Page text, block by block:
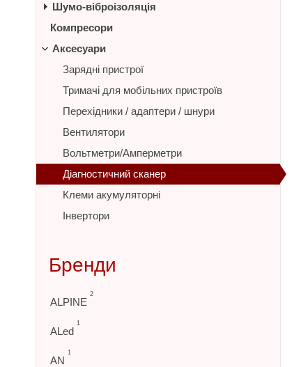
Шумо-віброізоляція
Компресори
Аксесуари
Зарядні пристрої
Тримачі для мобільних пристроїв
Перехідники / адаптери / шнури
Вентилятори
Вольтметри/Амперметри
Діагностичний сканер
Клеми акумуляторні
Інвертори
Бренди
ALPINE
2
ALed
1
AN
1